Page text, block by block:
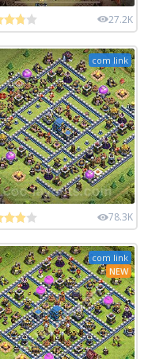
27.2K
com link
78.3K
com link
NEW